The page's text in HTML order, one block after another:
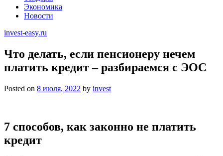
Экономика
Новости
invest-easy.ru
Что делать, если пенсионеру нечем
платить кредит – разбираемся с ЭОС
Posted on 8 июля, 2022 by invest
7 способов, как законно не платить
кредит